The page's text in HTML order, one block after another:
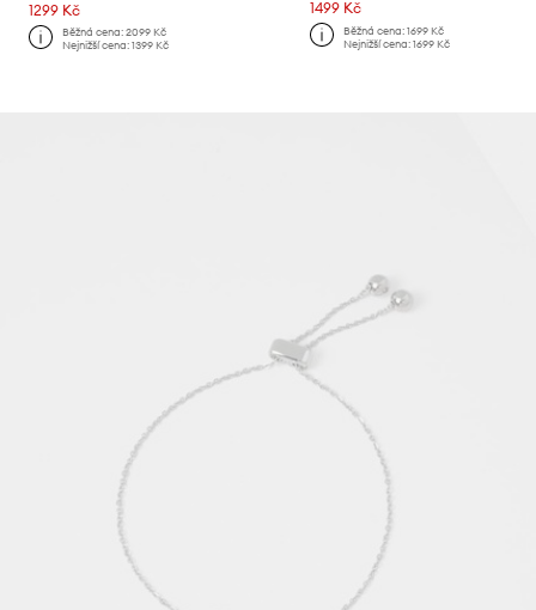
1299 Kč
Běžná cena:2099 Kč
Nejnižší cena:1399 Kč
1499 Kč
Běžná cena: 1699 Kč
Nejnižší cena: 1699 Kč